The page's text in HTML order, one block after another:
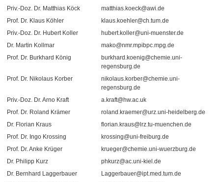
Priv.-Doz. Dr. Matthias Köck
matthias.koeck@awi.de
Prof. Dr. Klaus Köhler
klaus.koehler@ch.tum.de
Priv.-Doz. Dr. Hubert Koller
hubert.koller@uni-muenster.de
Dr. Martin Kollmar
mako@nmr.mpibpc.mpg.de
Prof. Dr. Burkhard König
burkhard.koenig@chemie.uni-
regensburg.de
Prof. Dr. Nikolaus Korber
nikolaus.korber@chemie.uni-
regensburg.de
Priv.-Doz. Dr. Arno Kraft
a.kraft@hw.ac.uk
Prof. Dr. Roland Krämer
roland.kraemer@urz.uni-heidelberg.de
Dr. Florian Kraus
florian.kraus@lrz.tu-muenchen.de
Prof. Dr. Ingo Krossing
krossing@uni-freiburg.de
Prof. Dr. Anke Krüger
krueger@chemie.uni-wuerzburg.de
Dr. Philipp Kurz
phkurz@ac.uni-kiel.de
Dr. Bernhard Laggerbauer
Laggerbauer@ipt.med.tum.de